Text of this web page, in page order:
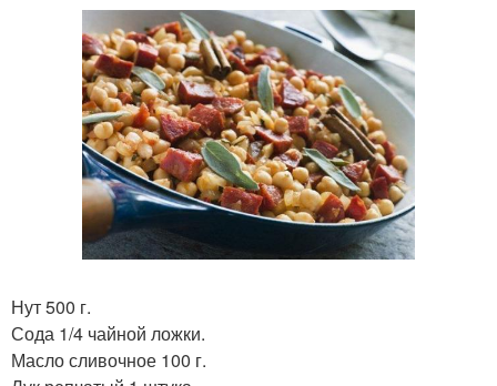
Нут 500 г.
Сода 1/4 чайной ложки.
Масло сливочное 100 г.